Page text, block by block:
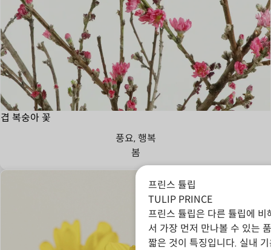
겹 복숭아 꽃
풍요, 행복
봄
프린스 튤립
TULIP PRINCE
프린스 튤립은 다른 튤립에
서 가장 먼저 만나볼 수 있는
짧은 것이 특징입니다. 실내